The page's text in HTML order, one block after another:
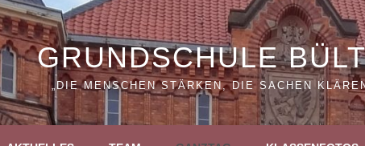
GRUNDSCHULE
„DIE MENSCHEN STÄRKEN, DIE SACHEN